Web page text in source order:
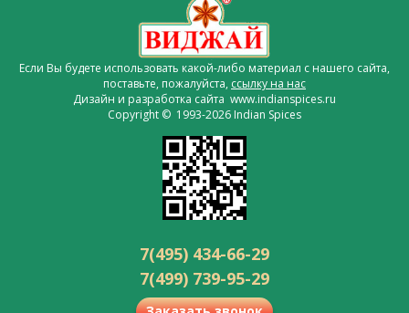
Если Вы будете использовать какой-либо материал с нашего сайта,
поставьте, пожалуйста, ссылку на нас
Дизайн и разработка сайта www.indianspices.ru
Copyright © 1993-2026 Indian Spices
7(495) 434-66-29
7(499) 739-95-29